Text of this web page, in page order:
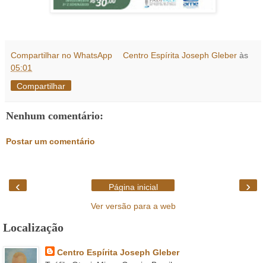
Compartilhar no WhatsApp Centro Espírita Joseph Gleber às
05:01
Compartilhar
Nenhum comentário:
Postar um comentário
‹ ›
Página inicial
Ver versão para a web
Localização
Centro Espírita Joseph Gleber